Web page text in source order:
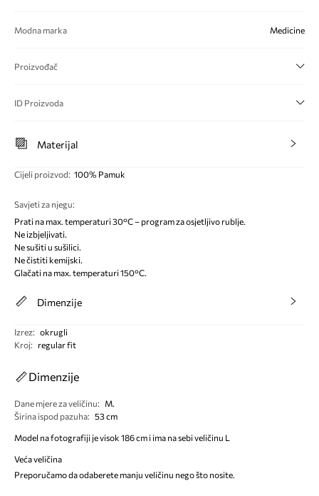
Modna marka Medicine
Proizvođač
ID Proizvoda
Materijal
Cijeli proizvod: 100% Pamuk
Savjeti za njegu:
Prati na max. temperaturi 30°C – program za osjetljivo rublje.
Ne izbjeljivati.
Ne sušiti u sušilici.
Ne čistiti kemijski.
Glačati na max. temperaturi 150°C.
Dimenzije
Izrez: okrugli
Kroj: regular fit
Dimenzije
Dane mjere za veličinu:
M.
Širina ispod pazuha: 53 cm
Model na fotografiji je visok 186 cm i ima na sebi veličinu L
Veća veličina
Preporučamo da odaberete manju veličinu nego što nosite.